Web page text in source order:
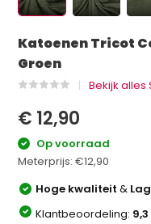
Katoenen Tricot
Groen
Bekijk alles
€ 12,90
Op voorraad
Meterprijs:€12,90
Hoge kwaliteit&
Klantbeoordeling: 9,3